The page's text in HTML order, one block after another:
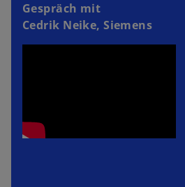
Gespräch mit
Cedrik Neike, Siemens